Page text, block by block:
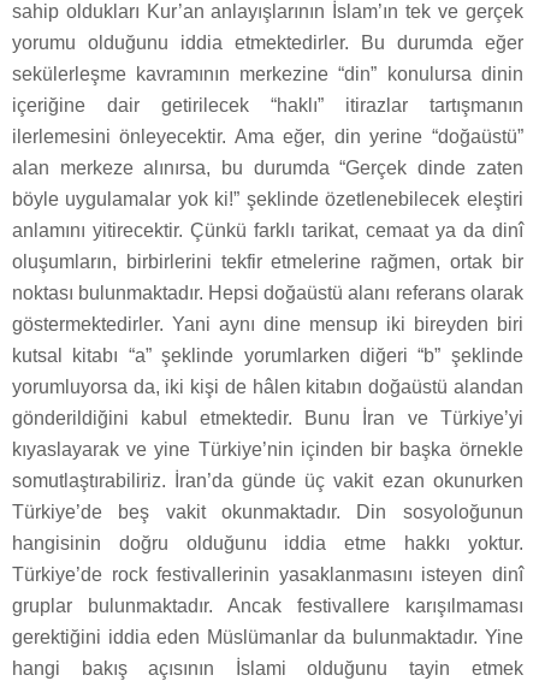
sahip oldukları Kur’an anlayışlarının İslam’ın tek ve gerçek
yorumu olduğunu iddia etmektedirler. Bu durumda eğer
sekülerleşme kavramının merkezine “din” konulursa dinin
içeriğine dair getirilecek “haklı” itirazlar tartışmanın
ilerlemesini önleyecektir. Ama eğer, din yerine “doğaüstü”
alan merkeze alınırsa, bu durumda “Gerçek dinde zaten
böyle uygulamalar yok ki!” şeklinde özetlenebilecek eleştiri
anlamını yitirecektir. Çünkü farklı tarikat, cemaat ya da dinî
oluşumların, birbirlerini tekfir etmelerine rağmen, ortak bir
noktası bulunmaktadır. Hepsi doğaüstü alanı referans olarak
göstermektedirler. Yani aynı dine mensup iki bireyden biri
kutsal kitabı “a” şeklinde yorumlarken diğeri “b” şeklinde
yorumluyorsa da, iki kişi de hâlen kitabın doğaüstü alandan
gönderildiğini kabul etmektedir. Bunu İran ve Türkiye’yi
kıyaslayarak ve yine Türkiye’nin içinden bir başka örnekle
somutlaştırabiliriz. İran’da günde üç vakit ezan okunurken
Türkiye’de beş vakit okunmaktadır. Din sosyoloğunun
hangisinin doğru olduğunu iddia etme hakkı yoktur.
Türkiye’de rock festivallerinin yasaklanmasını isteyen dinî
gruplar bulunmaktadır. Ancak festivallere karışılmaması
gerektiğini iddia eden Müslümanlar da bulunmaktadır. Yine
hangi bakış açısının İslami olduğunu tayin etmek